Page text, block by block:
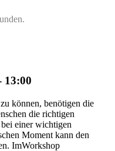
13:00
können, benötigen die
die richtigen
einer wichtigen
Moment kann den
ImWorkshop